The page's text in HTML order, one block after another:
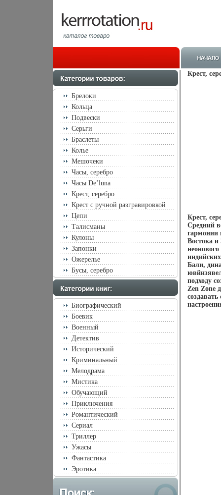
Брелоки
Кольца
Подвески
Серьги
Браслеты
Колье
Мешочеки
Часы, серебро
Часы De’luna
Крест, серебро
Крест с ручной разгравировкой
Цепи
Талисманы
Кулоны
Запонки
Ожерелье
Бусы, серебро
Биографический
Боевик
Военный
Детектив
Исторический
Криминальный
Мелодрама
Мистика
Обучающий
Приключения
Романтический
Сериал
Триллер
Ужасы
Фантастика
Эротика
Крест,
Крест,
Средний
гармонии
Востока и
Бали,
подходу
Zen Zone